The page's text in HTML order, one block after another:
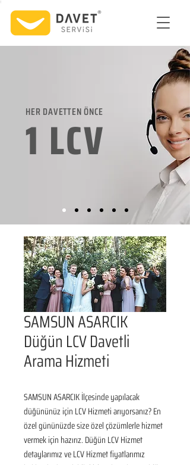
HER DAVETTEN ÖNCE
1 LCV
SAMSUN ASARCIK
Düğün LCV Davetli
Arama Hizmeti
SAMSUN ASARCIK İlçesinde yapılacak
düğününüz için LCV Hizmeti arıyorsanız? En
özel gününüzde size özel çözümlerle hizmet
vermek için hazırız. Düğün LCV Hizmet
detaylarımız ve LCV Hizmet fiyatlarımız